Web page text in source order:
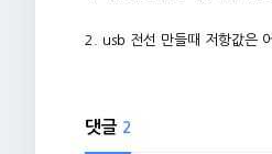
2. usb 전선 만들때 저항값은
댓글 2